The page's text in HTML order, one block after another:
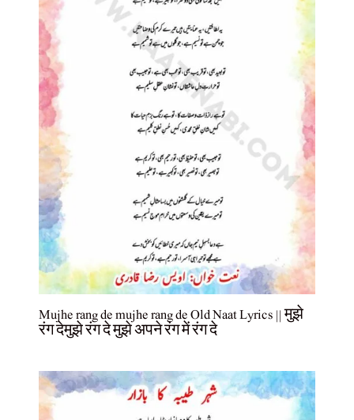
Mujhe rang de mujhe rang de Old Naat Lyrics || मुझे
रंग देमुझे रंग दे मुझे अपने रंग में रंग दे